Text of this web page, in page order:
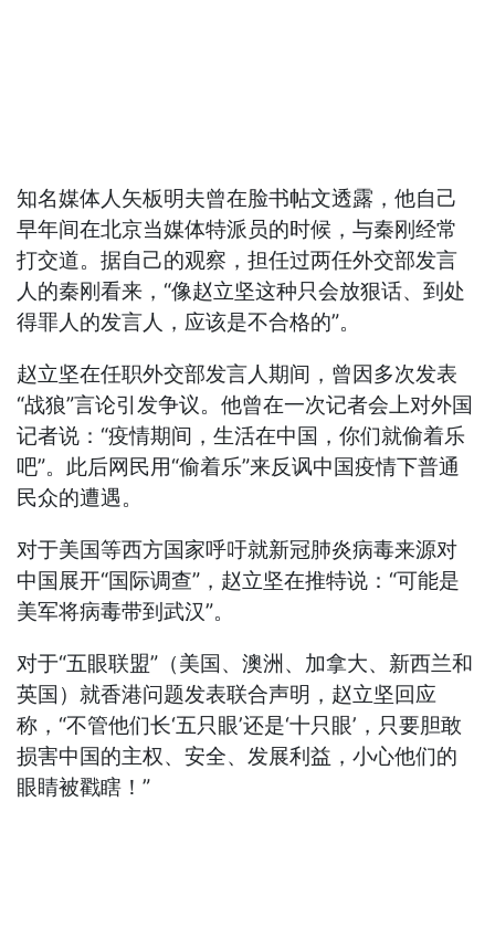
知名媒体人矢板明夫曾在脸书帖文透露，他自己
早年间在北京当媒体特派员的时候，与秦刚经常
打交道。据自己的观察，担任过两任外交部发言
人的秦刚看来，“像赵立坚这种只会放狠话、到处
得罪人的发言人，应该是不合格的”。
赵立坚在任职外交部发言人期间，曾因多次发表
“战狼”言论引发争议。他曾在一次记者会上对外国
记者说：“疫情期间，生活在中国，你们就偷着乐
吧”。此后网民用“偷着乐”来反讽中国疫情下普通
民众的遭遇。
对于美国等西方国家呼吁就新冠肺炎病毒来源对
中国展开“国际调查”，赵立坚在推特说：“可能是
美军将病毒带到武汉”。
对于“五眼联盟”（美国、澳洲、加拿大、新西兰和
英国）就香港问题发表联合声明，赵立坚回应
称，“不管他们长‘五只眼’还是‘十只眼’，只要胆敢
损害中国的主权、安全、发展利益，小心他们的
眼睛被戳瞎！”